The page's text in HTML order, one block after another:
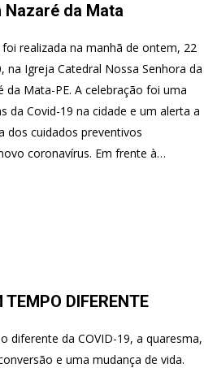
da Mata
realizada na manhã de ontem, 22
na Igreja Catedral Nossa Senhora da
da Mata-PE. A celebração foi uma
da Covid-19 na cidade e um alerta a
dos cuidados preventivos
coronavírus. Em frente à…
DIFERENTE
diferente da COVID-19, a quaresma,
e uma mudança de vida.